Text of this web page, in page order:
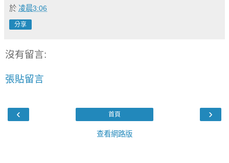
於 凌晨3:06
分享
沒有留言:
張貼留言
‹ ›
首頁
查看網路版